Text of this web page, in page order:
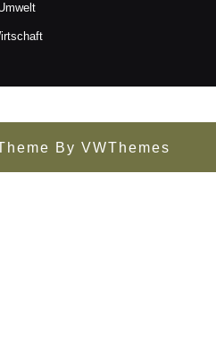
By VWThemes